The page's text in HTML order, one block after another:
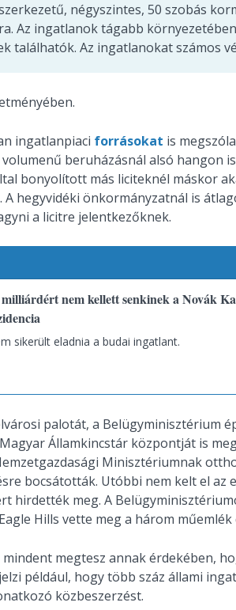
négyszintes, 50 szobás
Az ingatlanok tágabb
találhatók. Az ingatlanokat számos
ingatlanpiaci forrásokat is
beruházásnál alsó hangon
bonyolított más liciteknél máskor
A hegyvidéki önkormányzatnál is
a licitre jelentkezőknek.
nem kellett senkinek a Novák
sikerült eladnia a budai ingatlant.
palotát, a Belügyminisztérium
Államkincstár központját is
Minisztériumnak
bocsátották. Utóbbi nem kelt el az
hirdették meg. A
Hills vette meg a három
megtesz annak érdekében,
például, hogy több száz állami
közbeszerzést.